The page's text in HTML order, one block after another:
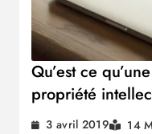
Qu’est ce
propriété
3 avril 2019 14